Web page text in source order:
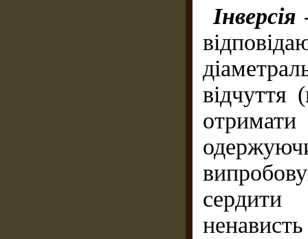
Інверсія
відчуття
сердити